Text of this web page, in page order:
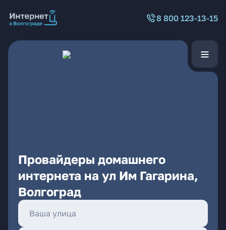
8 800 123-13-15
Провайдеры домашнего
интернета на ул Им Гагарина,
Волгоград